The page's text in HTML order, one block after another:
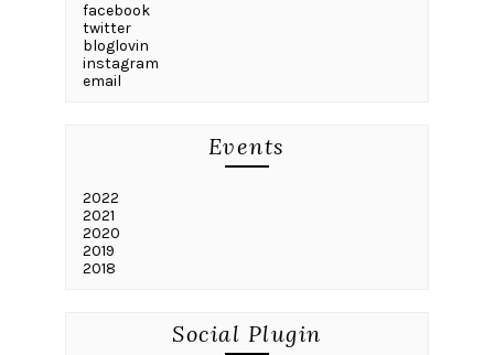
facebook
twitter
bloglovin
instagram
email
Events
2022
2021
2020
2019
2018
Social Plugin